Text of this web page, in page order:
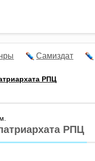
Самиздат
РПЦ
РПЦ